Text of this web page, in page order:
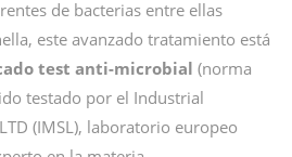
de bacterias entre ellas
este avanzado tratamiento está
test anti-microbial (norma
testado por el Industrial
(IMSL), laboratorio europeo